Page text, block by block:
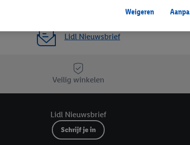
Lidl Nieuwsbrief
Veilig winkelen
Lidl Nieuwsbrief
Schrijf je in
kunnen retargeting advertenties worden weergegeven
door het product in een winkelmandje van een
advertenties kunnen op verschillende eindapparaten en
identifiers of met identifiers waarover Criteo S.A. beschikt, aan
met welke cookies en vergelijkbare technieken en met welke
je voor de optie dat er enkel technisch noodzakelijke cookies
in met alle verwerkingen voor alle bovengenoemde
Weigeren